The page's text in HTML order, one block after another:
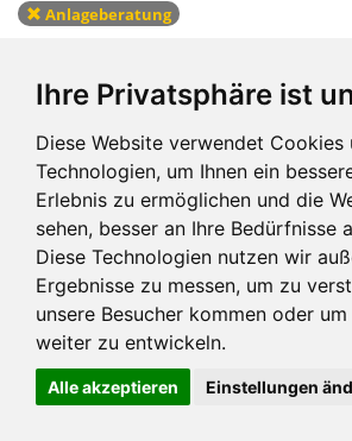
Ihre Privatsphäre ist
Diese Website verwendet Cookies
Technologien, um Ihnen ein
Erlebnis zu ermöglichen und die
sehen, besser an Ihre Bedürfnisse
Diese Technologien nutzen wir
Ergebnisse zu messen, um zu
unsere Besucher kommen oder
weiter zu entwickeln.
Alle akzeptieren Einstellungen
Anlageberatung
Kategoriefilter
zurücksetzen
Impressum und